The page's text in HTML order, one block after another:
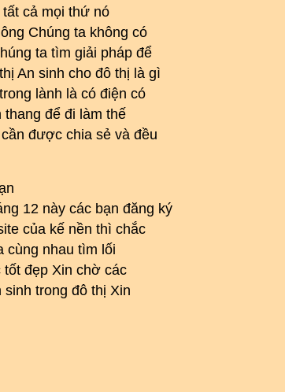
cả mọi thứ nó
Chúng ta không có
ta tìm giải pháp để
An sinh cho đô thị là gì
lành là có điện có
để đi làm thế
được chia sẻ và đều
12 này các bạn đăng ký
của kế nền thì chắc
cùng nhau tìm lối
đẹp Xin chờ các
trong đô thị Xin